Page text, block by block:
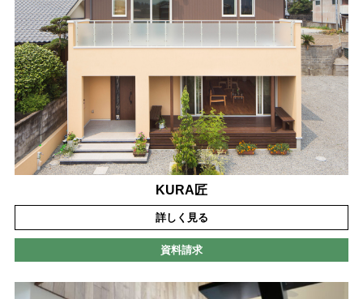
KURA匠
詳しく見る
資料請求